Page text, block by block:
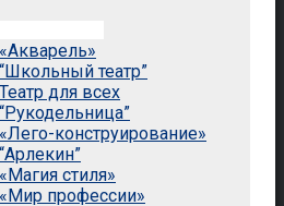
театр”
для всех
конструирование»
стиля»
профессии»